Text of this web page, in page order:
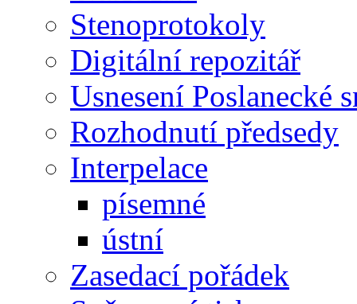
Stenoprotokoly
Digitální repozitář
Usnesení Poslanecké
Rozhodnutí předsedy
Interpelace
písemné
ústní
Zasedací pořádek